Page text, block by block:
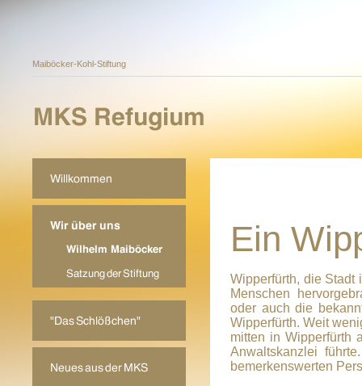
Maiböcker-Kohl-Stiftung
Ein
Wipperfürth, die Stadt
Menschen
oder auch die
Wipperfürth. Weit
mitten in Wipperfürth
Anwaltskanzlei
bemerkenswerten